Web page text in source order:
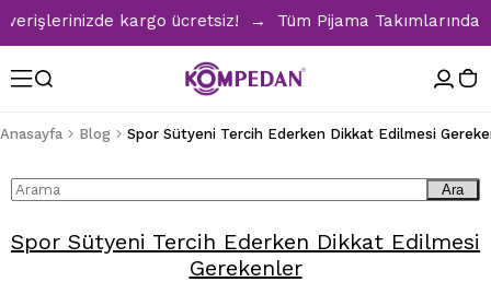
kargo ücretsiz! → Tüm Pijama
Anasayfa Blog Spor Sütyeni Tercih Ederken Dikkat Edilmesi
Ara
Spor Sütyeni Tercih Ederken Dikkat Edilmesi
Gerekenler